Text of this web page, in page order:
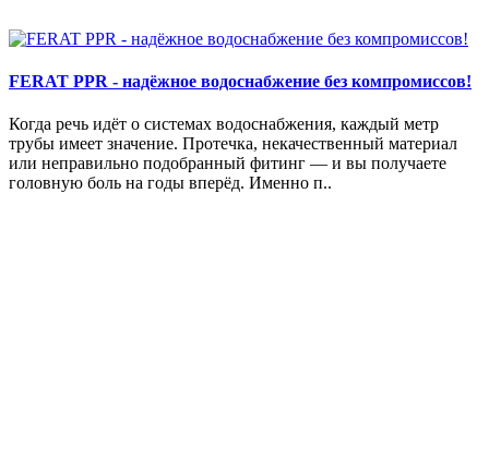
FERAT PPR - надёжное водоснабжение без компромиссов!
Когда речь идёт о системах водоснабжения, каждый метр
трубы имеет значение. Протечка, некачественный материал
или неправильно подобранный фитинг — и вы получаете
головную боль на годы вперёд. Именно п..